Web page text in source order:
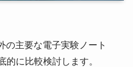
の主要な電子実験ノート
的に比較検討します。